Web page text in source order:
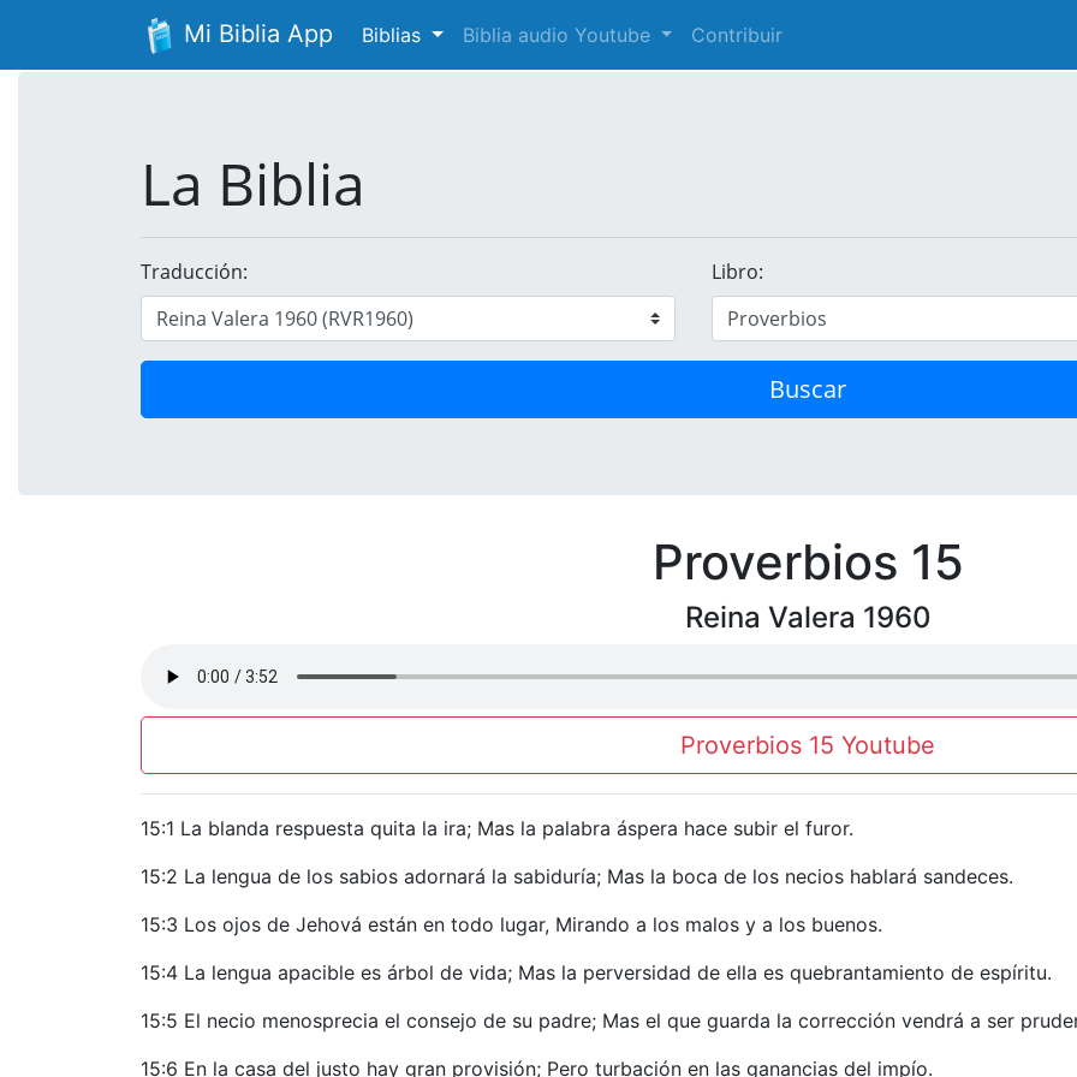
Mi Biblia App Biblias Biblia audio Youtube Contribuir
La Biblia
Traducción: Libro:
Buscar
Proverbios 15
Reina Valera 1960
Proverbios 15 Youtube
15:1 La blanda respuesta quita la ira; Mas la palabra áspera hace subir el furor.
15:2 La lengua de los sabios adornará la sabiduría; Mas la boca de los necios hablará sandeces.
15:3 Los ojos de Jehová están en todo lugar, Mirando a los malos y a los buenos.
15:4 La lengua apacible es árbol de vida; Mas la perversidad de ella es quebrantamiento de espíritu.
15:5 El necio menosprecia el consejo de su padre; Mas el que guarda la corrección vendrá a ser
15:6 En la casa del justo hay gran provisión; Pero turbación en las ganancias del impío.